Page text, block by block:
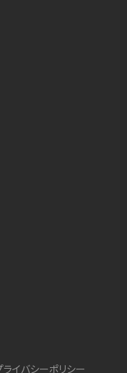
ライバシーポリシー